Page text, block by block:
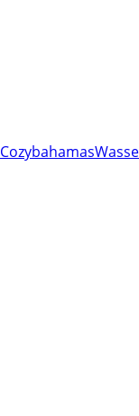
Cozybahamas